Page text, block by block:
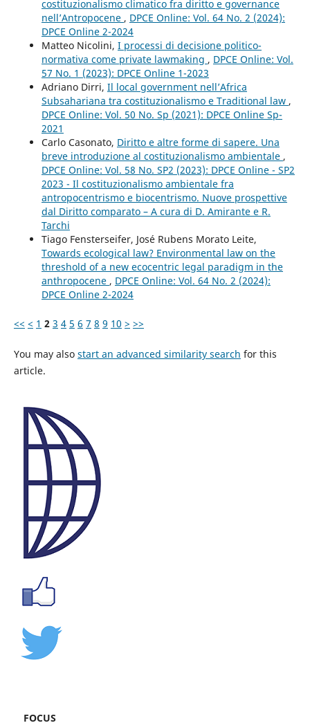
costituzionalismo climatico fra diritto e governance
nell’Antropocene , DPCE Online: Vol. 64 No. 2 (2024):
DPCE Online 2-2024
Matteo Nicolini, I processi di decisione politico-
normativa come private lawmaking , DPCE Online: Vol.
57 No. 1 (2023): DPCE Online 1-2023
Adriano Dirri, Il local government nell’Africa
Subsahariana tra costituzionalismo e Traditional law ,
DPCE Online: Vol. 50 No. Sp (2021): DPCE Online Sp-
2021
Carlo Casonato, Diritto e altre forme di sapere. Una
breve introduzione al costituzionalismo ambientale ,
DPCE Online: Vol. 58 No. SP2 (2023): DPCE Online - SP2
2023 - Il costituzionalismo ambientale fra
antropocentrismo e biocentrismo. Nuove prospettive
dal Diritto comparato – A cura di D. Amirante e R.
Tarchi
Tiago Fensterseifer, José Rubens Morato Leite,
Towards ecological law? Environmental law on the
threshold of a new ecocentric legal paradigm in the
anthropocene , DPCE Online: Vol. 64 No. 2 (2024):
DPCE Online 2-2024
<< < 1 2 3 4 5 6 7 8 9 10 > >>
You may also start an advanced similarity search for this
article.
FOCUS